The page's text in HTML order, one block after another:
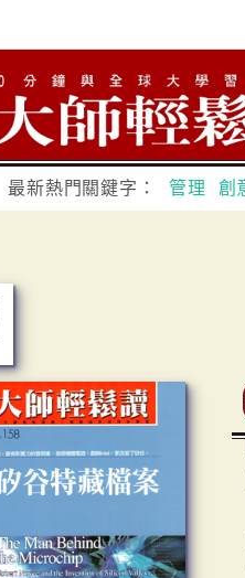
最新熱門關鍵字： 管理 創